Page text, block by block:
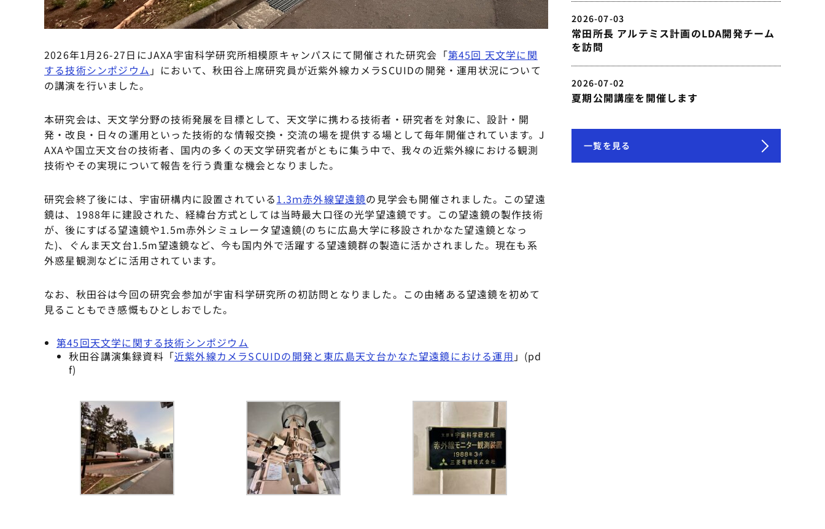
2026年1月26-27日にJAXA宇宙科学研究所相模原キャンパスにて開催された研究会「第45回 天文学に関
する技術シンポジウム 」において、秋田谷上席研究員が近紫外線カメラSCUIDの開発・運用状況について
の講演を行いました。
本研究会は、天文学分野の技術発展を目標として、天文学に携わる技術者・研究者を対象に、設計・開
発・改良・日々の運用といった技術的な情報交換・交流の場を提供する場として毎年開催されています。J
AXAや国立天文台の技術者、国内の多くの天文学研究者がともに集う中で、我々の近紫外線における観測
技術やその実現について報告を行う貴重な機会となりました。
研究会終了後には、宇宙研構内に設置されている1.3ｍ赤外線望遠鏡の見学会も開催されました。この望遠
鏡は、1988年に建設された、経緯台方式としては当時最大口径の光学望遠鏡です。この望遠鏡の製作技術
が、後にすばる望遠鏡や1.5m赤外シミュレータ望遠鏡(のちに広島大学に移設されかなた望遠鏡となっ
た)、ぐんま天文台1.5m望遠鏡など、今も国内外で活躍する望遠鏡群の製造に活かされました。現在も系
外惑星観測などに活用されています。
なお、秋田谷は今回の研究会参加が宇宙科学研究所の初訪問となりました。この由緒ある望遠鏡を初めて
見ることもでき感慨もひとしおでした。
第45回天文学に関する技術シンポジウム
秋田谷講演集録資料「近紫外線カメラSCUIDの開発と東広島天⽂台かなた望遠鏡における運⽤ 」(pd
f)
2026-07-03
常田所長 アルテミス計画のLDA開発チーム
を訪問
2026-07-02
夏期公開講座を開催します
一覧を見る